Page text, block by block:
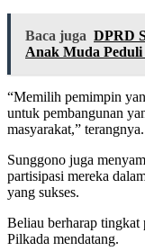
Baca juga DPRD
Anak Muda
“Memilih pemimpin
untuk pembangunan
masyarakat,” terangnya.
Sunggono juga
partisipasi mereka
yang sukses.
Beliau berharap tingkat
Pilkada mendatang.